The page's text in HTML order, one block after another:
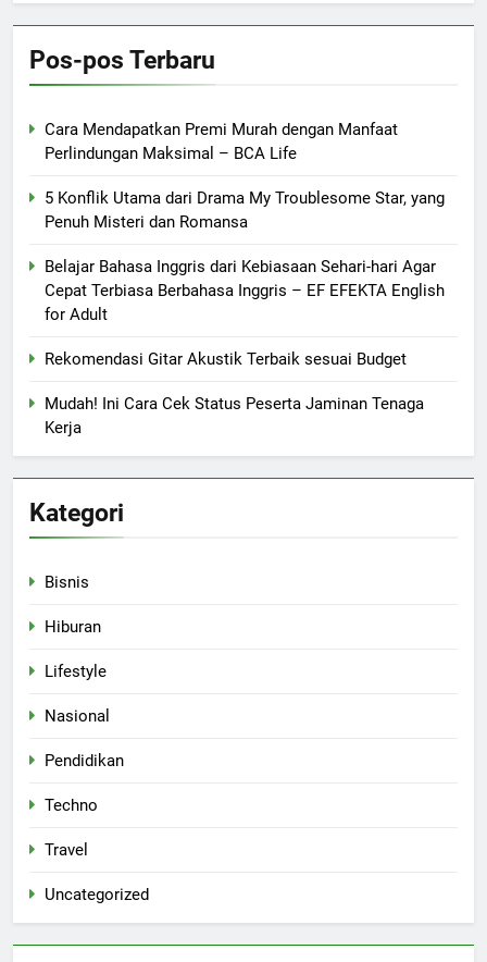
Pos-pos Terbaru
Cara Mendapatkan Premi Murah dengan Manfaat
Perlindungan Maksimal – BCA Life
5 Konflik Utama dari Drama My Troublesome Star, yang
Penuh Misteri dan Romansa
Belajar Bahasa Inggris dari Kebiasaan Sehari-hari Agar
Cepat Terbiasa Berbahasa Inggris – EF EFEKTA English
for Adult
Rekomendasi Gitar Akustik Terbaik sesuai Budget
Mudah! Ini Cara Cek Status Peserta Jaminan Tenaga
Kerja
Kategori
Bisnis
Hiburan
Lifestyle
Nasional
Pendidikan
Techno
Travel
Uncategorized